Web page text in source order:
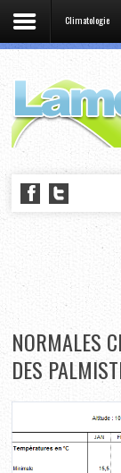
Climatologie
NORMALES
DES